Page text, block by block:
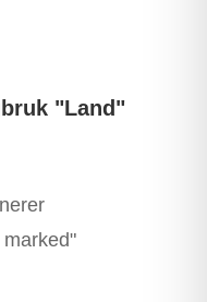
"Land"